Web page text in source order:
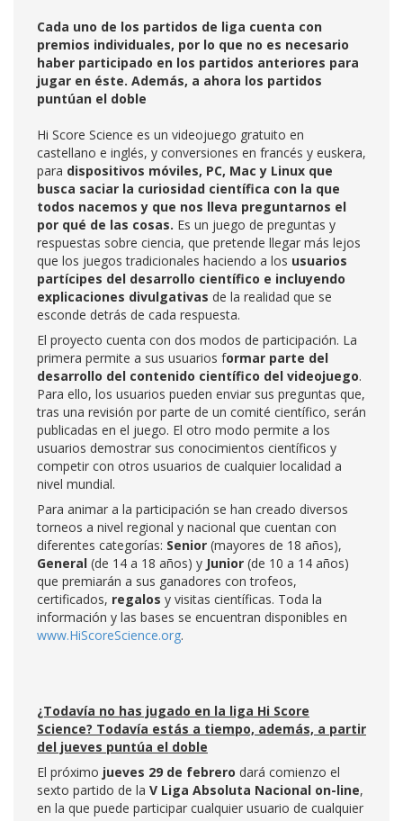
Cada uno de los partidos de liga cuenta con
premios individuales, por lo que no es necesario
haber participado en los partidos anteriores para
jugar en éste. Además, a ahora los partidos
puntúan el doble
Hi Score Science es un videojuego gratuito en
castellano e inglés, y conversiones en francés y euskera,
para dispositivos móviles, PC, Mac y Linux que
busca saciar la curiosidad científica con la que
todos nacemos y que nos lleva preguntarnos el
por qué de las cosas. Es un juego de preguntas y
respuestas sobre ciencia, que pretende llegar más lejos
que los juegos tradicionales haciendo a los usuarios
partícipes del desarrollo científico e incluyendo
explicaciones divulgativas de la realidad que se
esconde detrás de cada respuesta.
El proyecto cuenta con dos modos de participación. La
primera permite a sus usuarios formar parte del
desarrollo del contenido científico del videojuego.
Para ello, los usuarios pueden enviar sus preguntas que,
tras una revisión por parte de un comité científico, serán
publicadas en el juego. El otro modo permite a los
usuarios demostrar sus conocimientos científicos y
competir con otros usuarios de cualquier localidad a
nivel mundial.
Para animar a la participación se han creado diversos
torneos a nivel regional y nacional que cuentan con
diferentes categorías: Senior (mayores de 18 años),
General (de 14 a 18 años) y Junior (de 10 a 14 años)
que premiarán a sus ganadores con trofeos,
certificados, regalos y visitas científicas. Toda la
información y las bases se encuentran disponibles en
www.HiScoreScience.org.
¿Todavía no has jugado en la liga Hi Score
Science? Todavía estás a tiempo, además, a partir
del jueves puntúa el doble
El próximo jueves 29 de febrero dará comienzo el
sexto partido de la V Liga Absoluta Nacional on-line,
en la que puede participar cualquier usuario de cualquier